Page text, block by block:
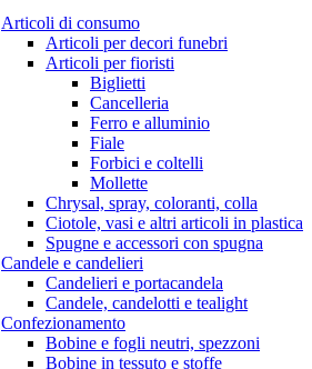
Articoli di consumo
Articoli per decori funebri
Articoli per fioristi
Biglietti
Cancelleria
Ferro e alluminio
Fiale
Forbici e coltelli
Mollette
Chrysal, spray, coloranti, colla
Ciotole, vasi e altri articoli in plastica
Spugne e accessori con spugna
Candele e candelieri
Candelieri e portacandela
Candele, candelotti e tealight
Confezionamento
Bobine e fogli neutri, spezzoni
Bobine in tessuto e stoffe